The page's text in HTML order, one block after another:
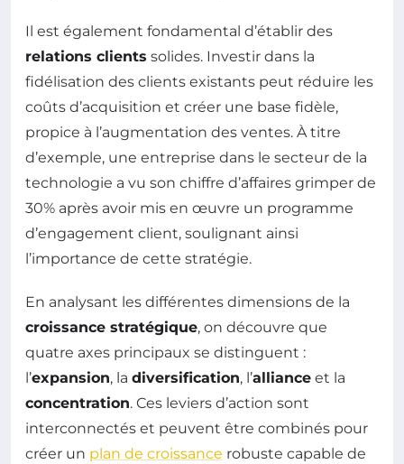
Il est également fondamental d’établir des
relations clients solides. Investir dans la
fidélisation des clients existants peut réduire les
coûts d’acquisition et créer une base fidèle,
propice à l’augmentation des ventes. À titre
d’exemple, une entreprise dans le secteur de la
technologie a vu son chiffre d’affaires grimper de
30% après avoir mis en œuvre un programme
d’engagement client, soulignant ainsi
l’importance de cette stratégie.
En analysant les différentes dimensions de la
croissance stratégique, on découvre que
quatre axes principaux se distinguent :
l’expansion, la diversification, l’alliance et la
concentration. Ces leviers d’action sont
interconnectés et peuvent être combinés pour
créer un plan de croissance robuste capable de